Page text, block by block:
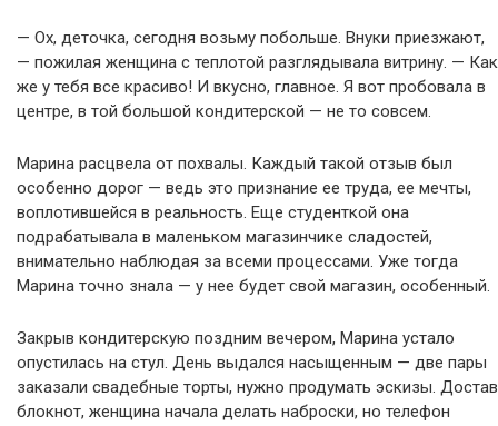
— Ох, деточка, сегодня возьму побольше. Внуки приезжают,
— пожилая женщина с теплотой разглядывала витрину. — Как
же у тебя все красиво! И вкусно, главное. Я вот пробовала в
центре, в той большой кондитерской — не то совсем.
Марина расцвела от похвалы. Каждый такой отзыв был
особенно дорог — ведь это признание ее труда, ее мечты,
воплотившейся в реальность. Еще студенткой она
подрабатывала в маленьком магазинчике сладостей,
внимательно наблюдая за всеми процессами. Уже тогда
Марина точно знала — у нее будет свой магазин, особенный.
Закрыв кондитерскую поздним вечером, Марина устало
опустилась на стул. День выдался насыщенным — две пары
заказали свадебные торты, нужно продумать эскизы. Достав
блокнот, женщина начала делать наброски, но телефон